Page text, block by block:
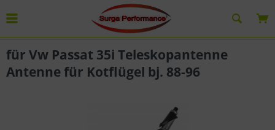
Autoantennen
für Vw Passat 35i Teleskopantenne
Antenne für Kotflügel bj. 88-96